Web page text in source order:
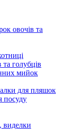
овочів та
голубців
мийок
для пляшок
посуду
виделки